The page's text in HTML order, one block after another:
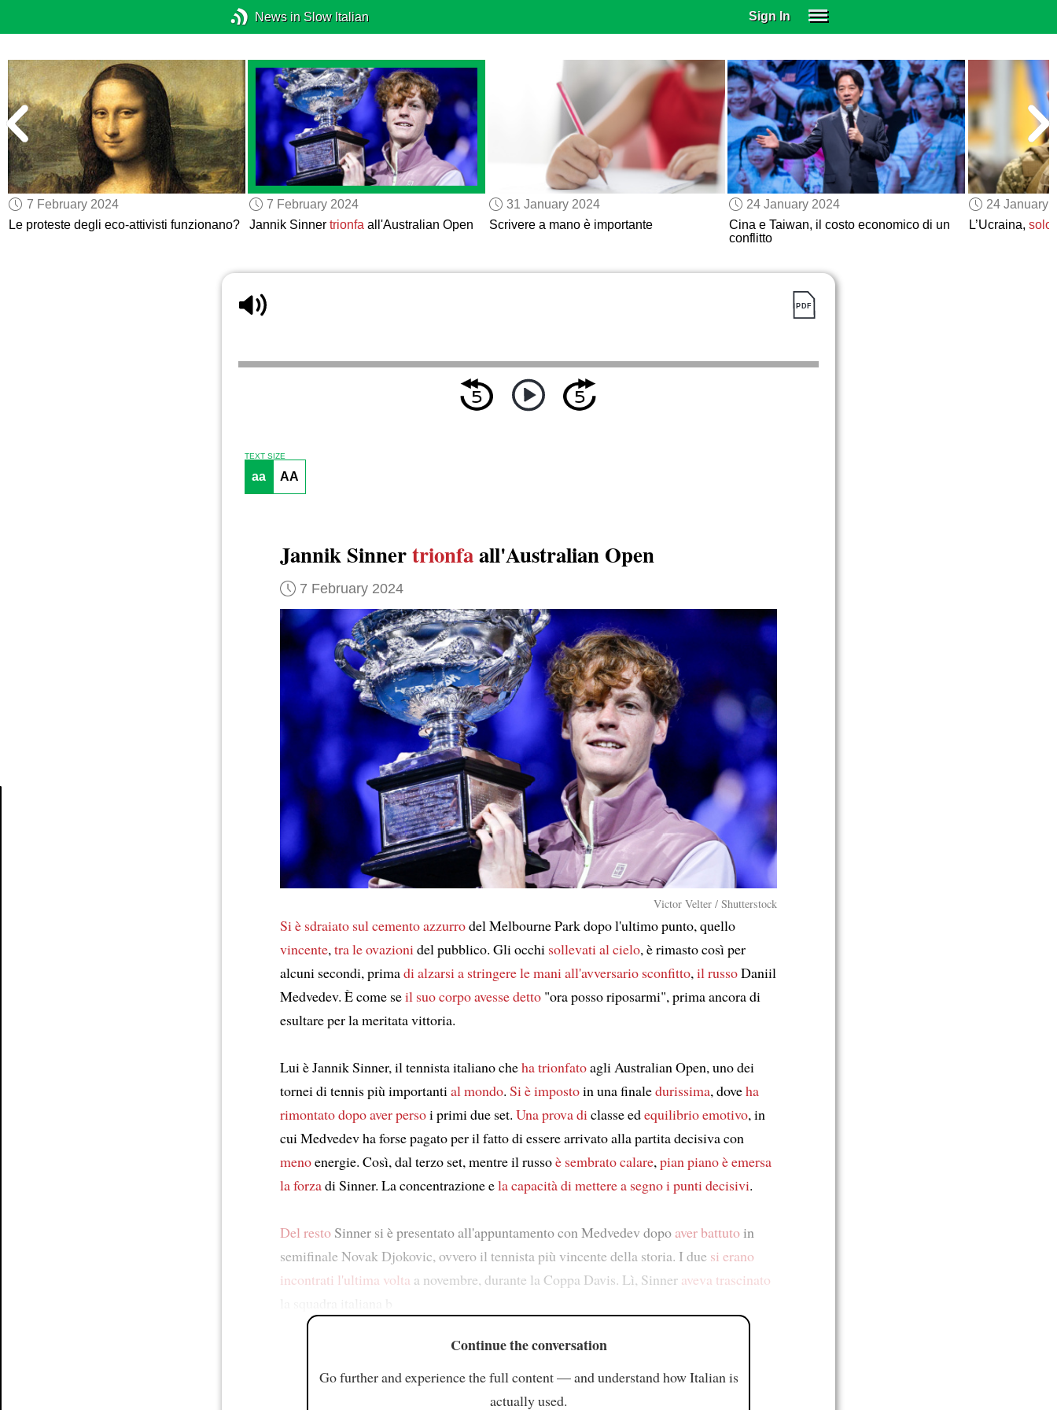
News in Slow Italian Sign In
SUBSCRIBE
EDUCATIONAL LICENSES
GIFT CARDS
OTHER LANGUAGES
ABOUT US
ALEXA
ADJUST COLORS
7 February 2024
Le proteste degli eco-attivisti funzionano?
7 February 2024
Jannik Sinner trionfaall'Australian Open
31 January 2024
Scrivere a mano è importante
24 January 2024
Cina e Taiwan, il costo economico di un
conflitto
24 January
L’Ucraina,solo
TEXT SIZE
aa AA
Jannik Sinnertrionfaall'Australian Open
7 February 2024
Victor Velter / Shutterstock
Si è sdraiato sul cemento azzurrodel Melbourne Park dopo l'ultimo punto, quello
vincente, tra le ovazioni del pubblico. Gli occhi sollevati al cielo, è rimasto così per
alcuni secondi, primadi alzarsi a stringere le mani all'avversario sconfitto, il russoDaniil
Medvedev. È come seil suo corpo avesse detto "ora posso riposarmi", prima ancora di
esultare per la meritata vittoria.
Lui è Jannik Sinner, il tennista italiano cheha trionfatoagli Australian Open, uno dei
tornei di tennis più importanti al mondo. Si è impostoin una finaledurissima, doveha
rimontato dopo aver persoi primi due set. Una prova di classe edequilibrio emotivo, in
cui Medvedev ha forse pagato per il fatto di essere arrivato alla partita decisiva con
menoenergie. Così, dal terzo set, mentre il russoè sembrato calare, pian pianoè emersa
la forzadi Sinner. La concentrazione ela capacità di mettere a segno i punti decisivi.
Del resto Sinner si è presentato all'appuntamento con Medvedev dopoaver battuto in
semifinale Novak Djokovic, ovvero il tennista più vincente della storia. I due si erano
incontrati l'ultima volta a novembre, durante la Coppa Davis. Lì, Sinner aveva trascinato
Continue the conversation
Go further and experience the full content — and understand how Italian is
actually used.